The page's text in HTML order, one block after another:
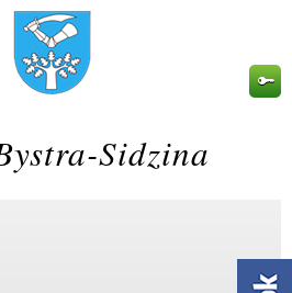
Sidzina